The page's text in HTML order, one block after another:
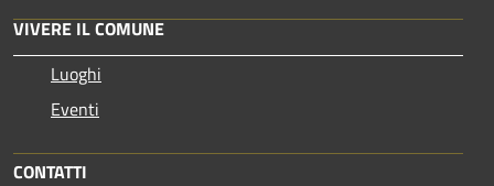
VIVERE IL COMUNE
Luoghi
Eventi
CONTATTI